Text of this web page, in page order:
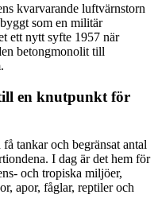
kvarvarande luftvärnstorn
som en militär
ett nytt syfte 1957 när
betongmonolit till
en knutpunkt för
tankar och begränsat antal
I dag är det hem för
och tropiska miljöer,
apor, fåglar, reptiler och